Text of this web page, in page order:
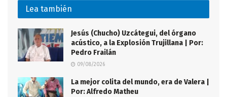
Lea también
Jesús (Chucho) Uzcátegui, del órgano
acústico, a la Explosión Trujillana | Por:
Pedro Frailán
09/08/2026
La mejor colita del mundo, era de Valera |
Por: Alfredo Matheu